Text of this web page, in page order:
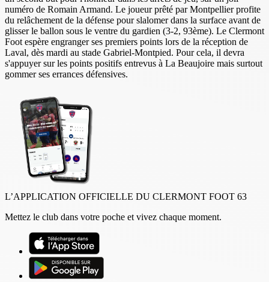
numéro de Romain Armand. Le joueur prêté par Montpellier profite
du relâchement de la défense pour slalomer dans la surface avant de
glisser le ballon sous le ventre du gardien (3-2, 93ème). Le Clermont
Foot espère engranger ses premiers points lors de la réception de
Laval, dès mardi au stade Gabriel-Montpied. Pour cela, il devra
s'appuyer sur les points positifs entrevus à La Beaujoire mais surtout
gommer ses errances défensives.
L’APPLICATION OFFICIELLE DU CLERMONT FOOT 63
Mettez le club dans votre poche et vivez chaque moment.